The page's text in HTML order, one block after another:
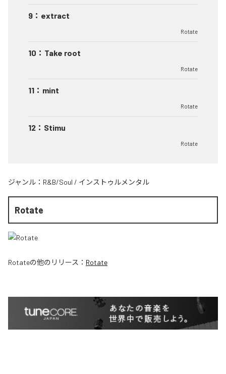
9 ： extract
Rotate
10 ： Take root
Rotate
11 ： mint
Rotate
12 ： Stimu
Rotate
ジャンル： R&B/Soul / インストゥルメンタル
Rotate
Rotateの他のリリース： Rotate